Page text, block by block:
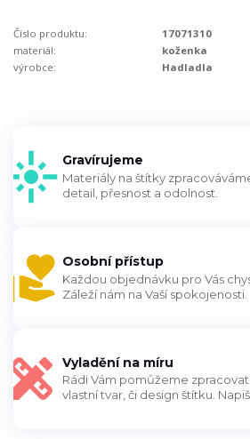
Číslo produktu:
17071310
materiál:
koženka
výrobce:
Hadladla
Gravírujeme
Materiály na štítky
detail, přesnost a odolnost.
Osobní přístup
Každou objednávku pro Vás
Záleží nám na Vaší spokojenosti.
Vyladění na míru
Rádi Vám pomůžeme zpracovat
vlastní tvar, či design štítku.